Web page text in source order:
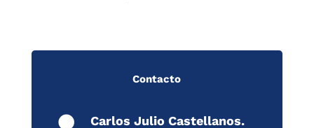
Contacto
Carlos Julio Castellanos.